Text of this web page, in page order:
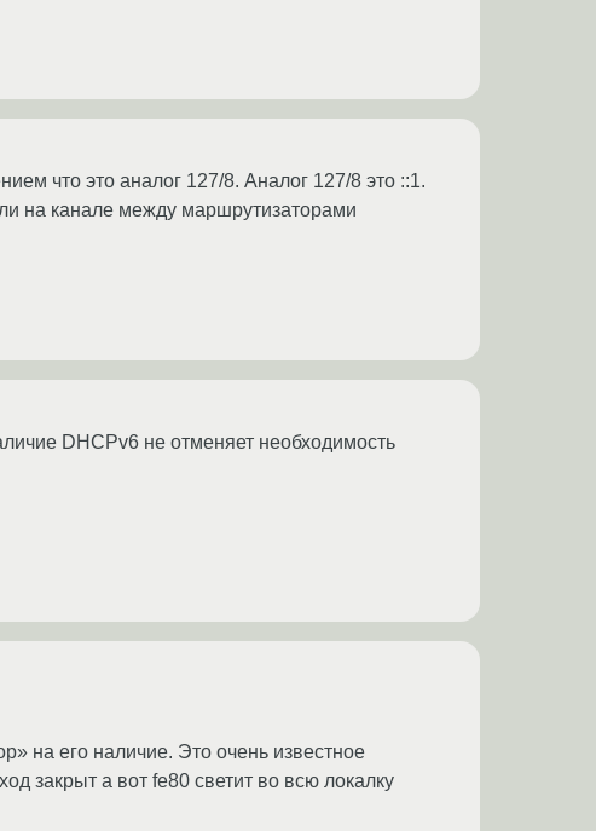
что это аналог 127/8. Аналог 127/8 это ::1.
на канале между маршрутизаторами
DHCPv6 не отменяет необходимость
на его наличие. Это очень известное
закрыт а вот fe80 светит во всю локалку